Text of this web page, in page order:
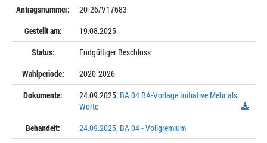
Antragsnummer:
20-26/V17683
Gestellt am:
19.08.2025
Status:
Endgültiger Beschluss
Wahlperiode:
2020-2026
Dokumente:
24.09.2025: BA 04 BA-Vorlage Initiative Mehr als
Worte
Behandelt:
24.09.2025, BA 04 - Vollgremium